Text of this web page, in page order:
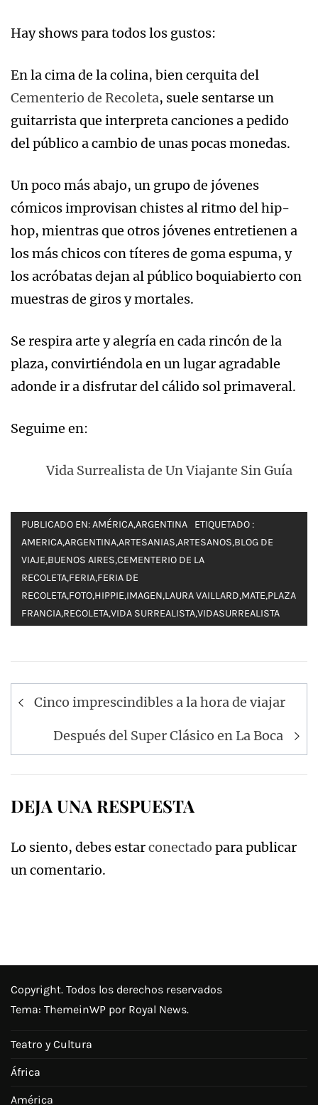
Hay shows para todos los gustos:
En la cima de la colina, bien cerquita del
Cementerio de Recoleta, suele sentarse un
guitarrista que interpreta canciones a pedido
del público a cambio de unas pocas monedas.
Un poco más abajo, un grupo de jóvenes
cómicos improvisan chistes al ritmo del hip-
hop, mientras que otros jóvenes entretienen a
los más chicos con títeres de goma espuma, y
los acróbatas dejan al público boquiabierto con
muestras de giros y mortales.
Se respira arte y alegría en cada rincón de la
plaza, convirtiéndola en un lugar agradable
adonde ir a disfrutar del cálido sol primaveral.
Seguime en:
Vida Surrealista de Un Viajante Sin Guía
PUBLICADO EN:AMÉRICA,ARGENTINA
ETIQUETADO :
AMERICA,ARGENTINA,ARTESANIAS,ARTESANOS,BLOG DE
VIAJE,BUENOS AIRES,CEMENTERIO DE LA
RECOLETA,FERIA,FERIA DE
RECOLETA,FOTO,HIPPIE,IMAGEN,LAURA VAILLARD,MATE,PLAZA
FRANCIA,RECOLETA,VIDA SURREALISTA,VIDASURREALISTA
Navegación
entradas
Cinco imprescindibles a la hora de viajar
Después del Super Clásico en La Boca
DEJA UNA RESPUESTA
Lo siento, debes estarconectado para publicar
un comentario.
Copyright. Todos los derechos reservados
Tema: ThemeinWP por Royal News.
Teatro y Cultura
África
América